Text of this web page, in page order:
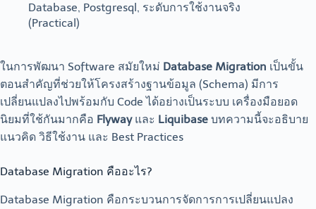
Database, Postgresql, ระดับการใช้งานจริง
(Practical)
ในการพัฒนา Software สมัยใหม่ Database Migration เป็นขั้น
ตอนสำคัญที่ช่วยให้โครงสร้างฐานข้อมูล (Schema) มีการ
เปลี่ยนแปลงไปพร้อมกับ Code ได้อย่างเป็นระบบ เครื่องมือยอด
นิยมที่ใช้กันมากคือ Flywayและ Liquibase บทความนี้จะอธิบาย
แนวคิด วิธีใช้งาน และ Best Practices
Database Migration คืออะไร?
Database Migration คือกระบวนการจัดการการเปลี่ยนแปลง